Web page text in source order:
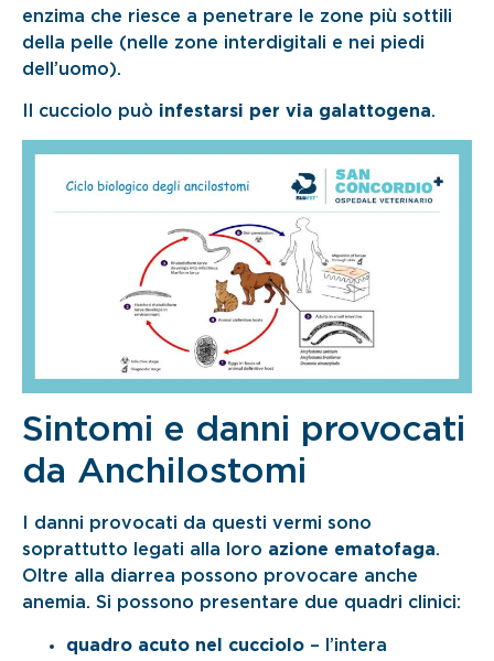
enzima che riesce a penetrare le zone più sottili
della pelle (nelle zone interdigitali e nei piedi
dell’uomo).
Il cucciolo può infestarsi per via galattogena.
Sintomi e danni provocati
da Anchilostomi
I danni provocati da questi vermi sono
soprattutto legati alla loro azione ematofaga.
Oltre alla diarrea possono provocare anche
anemia. Si possono presentare due quadri clinici:
quadro acuto nel cucciolo – l’intera